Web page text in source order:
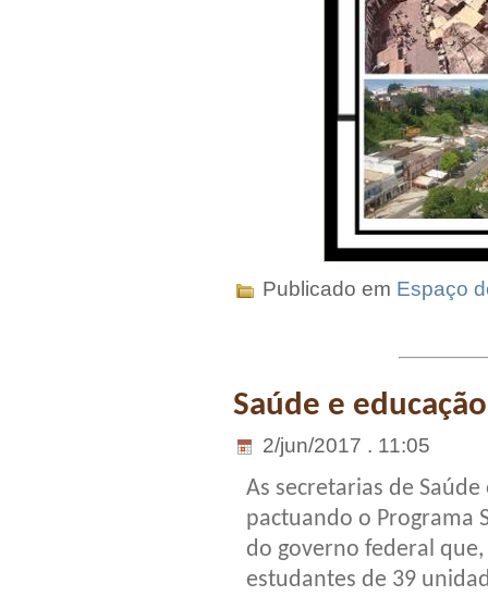
Publicado em Espaço
Saúde e
2/jun/2017 . 11:05
As secretarias de
pactuando o Programa
do governo federal
estudantes de 39